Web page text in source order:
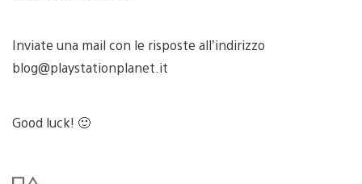
Inviate una mail con le risposte all’indirizzo
blog@playstationplanet.it
Good luck! 🙂